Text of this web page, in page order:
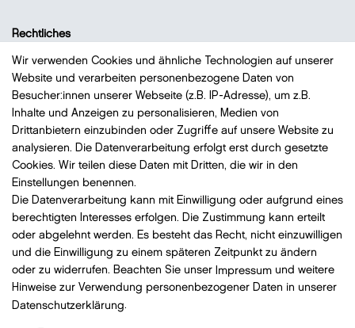
Rechtliches
Datenschutz
Impressum
Widerrufsrecht
AGB
Bezahlung mit VISA, MasterCard, Vorauskasse, PayPal
Versandmit DHL
Wir verwenden Cookies und ähnliche Technologien auf unserer
Website und verarbeiten personenbezogene Daten von
Besucher:innen unserer Webseite (z.B. IP-Adresse), um z.B.
Inhalte und Anzeigen zu personalisieren, Medien von
Drittanbietern einzubinden oder Zugriffe auf unsere Website zu
analysieren. Die Datenverarbeitung erfolgt erst durch gesetzte
Cookies. Wir teilen diese Daten mit Dritten, die wir in den
Einstellungen benennen.
Die Datenverarbeitung kann mit Einwilligung oder aufgrund eines
berechtigten Interesses erfolgen. Die Zustimmung kann erteilt
oder abgelehnt werden. Es besteht das Recht, nicht einzuwilligen
und die Einwilligung zu einem späteren Zeitpunkt zu ändern
oder zu widerrufen. Beachten Sie unser
Impressum und weitere
Hinweise zur Verwendung personenbezogener Daten in unserer
Daten­schutz­erklärung.